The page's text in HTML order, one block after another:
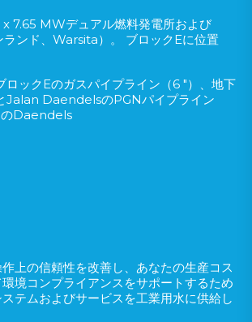
7.65 MWデュアル燃料発電所および
ランド、Warsita）。 ブロックEに位置
ロックEのガスパイプライン（6 "）、地下
Jalan DaendelsのPGNパイプライン
のDaendels
上の信頼性を改善し、あなたの生産コス
環境コンプライアンスをサポートするため
テムおよびサービスを工業用水に供給し